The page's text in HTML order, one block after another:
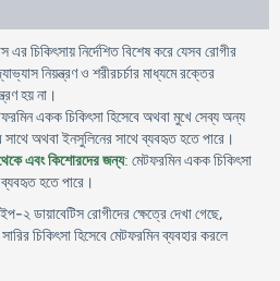
এর চিকিৎসায় নির্দেশিত বিশেষ করে যেসব রোগীর
নিয়ন্ত্রণ ও শরীরচর্চার মাধ্যমে রক্তের
হয় না।
একক চিকিৎসা হিসেবে অথবা মুখে সেব্য অন্য
সাথে অথবা ইনসুলিনের সাথে ব্যবহৃত হতে পারে।
এবং কিশোরদের জন্য: মেটফরমিনএকক চিকিৎসা
ব্যবহৃত হতে পারে।
-২ ডায়াবেটিস রোগীদের ক্ষেত্রে দেখা গেছে,
সারির চিকিৎসা হিসেবে মেটফরমিন ব্যবহার করলে